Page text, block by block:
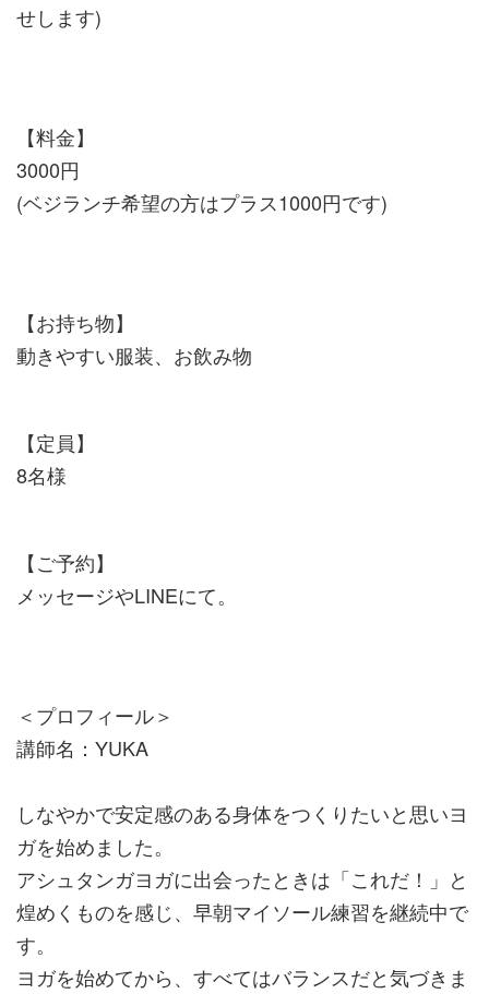
せします)
【料金】
3000円
(ベジランチ希望の方はプラス1000円です)
【お持ち物】
動きやすい服装、お飲み物
【定員】
8名様
【ご予約】
メッセージやLINEにて。
＜プロフィール＞
講師名：YUKA
しなやかで安定感のある身体をつくりたいと思いヨ
ガを始めました。
アシュタンガヨガに出会ったときは「これだ！」と
煌めくものを感じ、早朝マイソール練習を継続中で
す。
ヨガを始めてから、すべてはバランスだと気づきま